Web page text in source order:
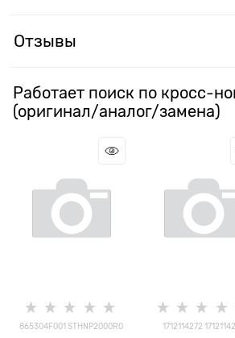
Отзывы
Работает поиск по кросс-
(оригинал/аналог/замена)
865304F001 STHNP2000R0 1712114272